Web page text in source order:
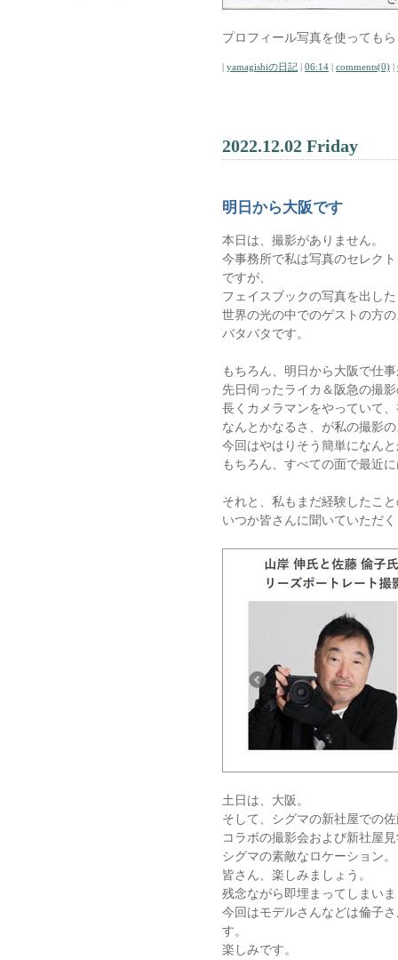
プロフィール写真を使っても
| yamagishiの日記 | 06:14 | comments(0) |
2022.12.02 Friday
明日から大阪です
本日は、撮影がありません。
今事務所で私は写真のセレク
ですが、
フェイスブックの写真を出し
世界の光の中でのゲストの方
バタバタです。
もちろん、明日から大阪で仕
先日伺ったライカ＆阪急の撮
長くカメラマンをやっていて
なんとかなるさ、が私の撮影
今回はやはりそう簡単になん
もちろん、すべての面で最近
それと、私もまだ経験したこ
いつか皆さんに聞いていただ
土日は、大阪。
そして、シグマの新社屋での
コラボの撮影会および新社屋
シグマの素敵なロケーション。
皆さん、楽しみましょう。
残念ながら即埋まってしまい
今回はモデルさんなどは倫子
す。
楽しみです。